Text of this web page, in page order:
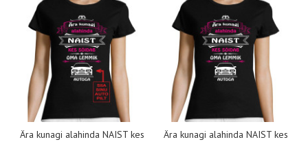
Ära kunagi alahinda NAIST kes
Ära kunagi alahinda NAIST kes